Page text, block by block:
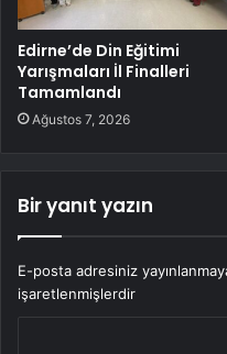
Edirne’de Din Eğitimi
Yarışmaları İl Finalleri
Tamamlandı
Ağustos 7, 2026
Bir yanıt yazın
E-posta adresiniz
işaretlenmişlerdir